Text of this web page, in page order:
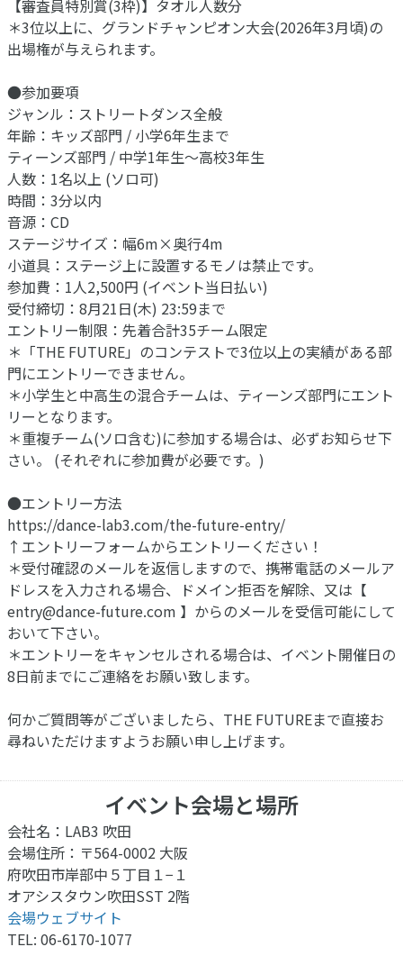
【審査員特別賞(3枠)】タオル人数分
＊3位以上に、グランドチャンピオン大会(2026年3月頃)の
出場権が与えられます。
●参加要項
ジャンル：ストリートダンス全般
年齢：キッズ部門 / 小学6年生まで
ティーンズ部門 / 中学1年生～高校3年生
人数：1名以上 (ソロ可)
時間：3分以内
音源：CD
ステージサイズ：幅6m×奥行4m
小道具：ステージ上に設置するモノは禁止です。
参加費：1人2,500円 (イベント当日払い)
受付締切：8月21日(木) 23:59まで
エントリー制限：先着合計35チーム限定
＊「THE FUTURE」のコンテストで3位以上の実績がある部
門にエントリーできません。
＊小学生と中高生の混合チームは、ティーンズ部門にエント
リーとなります。
＊重複チーム(ソロ含む)に参加する場合は、必ずお知らせ下
さい。 (それぞれに参加費が必要です。)
●エントリー方法
https://dance-lab3.com/the-future-entry/
↑エントリーフォームからエントリーください！
＊受付確認のメールを返信しますので、携帯電話のメールア
ドレスを入力される場合、ドメイン拒否を解除、又は【
entry@dance-future.com 】からのメールを受信可能にして
おいて下さい。
＊エントリーをキャンセルされる場合は、イベント開催日の
8日前までにご連絡をお願い致します。
何かご質問等がございましたら、THE FUTUREまで直接お
尋ねいただけますようお願い申し上げます。
イベント会場と場所
会社名：LAB3 吹田
会場住所：〒564-0002 大阪
府吹田市岸部中５丁目１−１
オアシスタウン吹田SST 2階
会場ウェブサイト
TEL: 06-6170-1077